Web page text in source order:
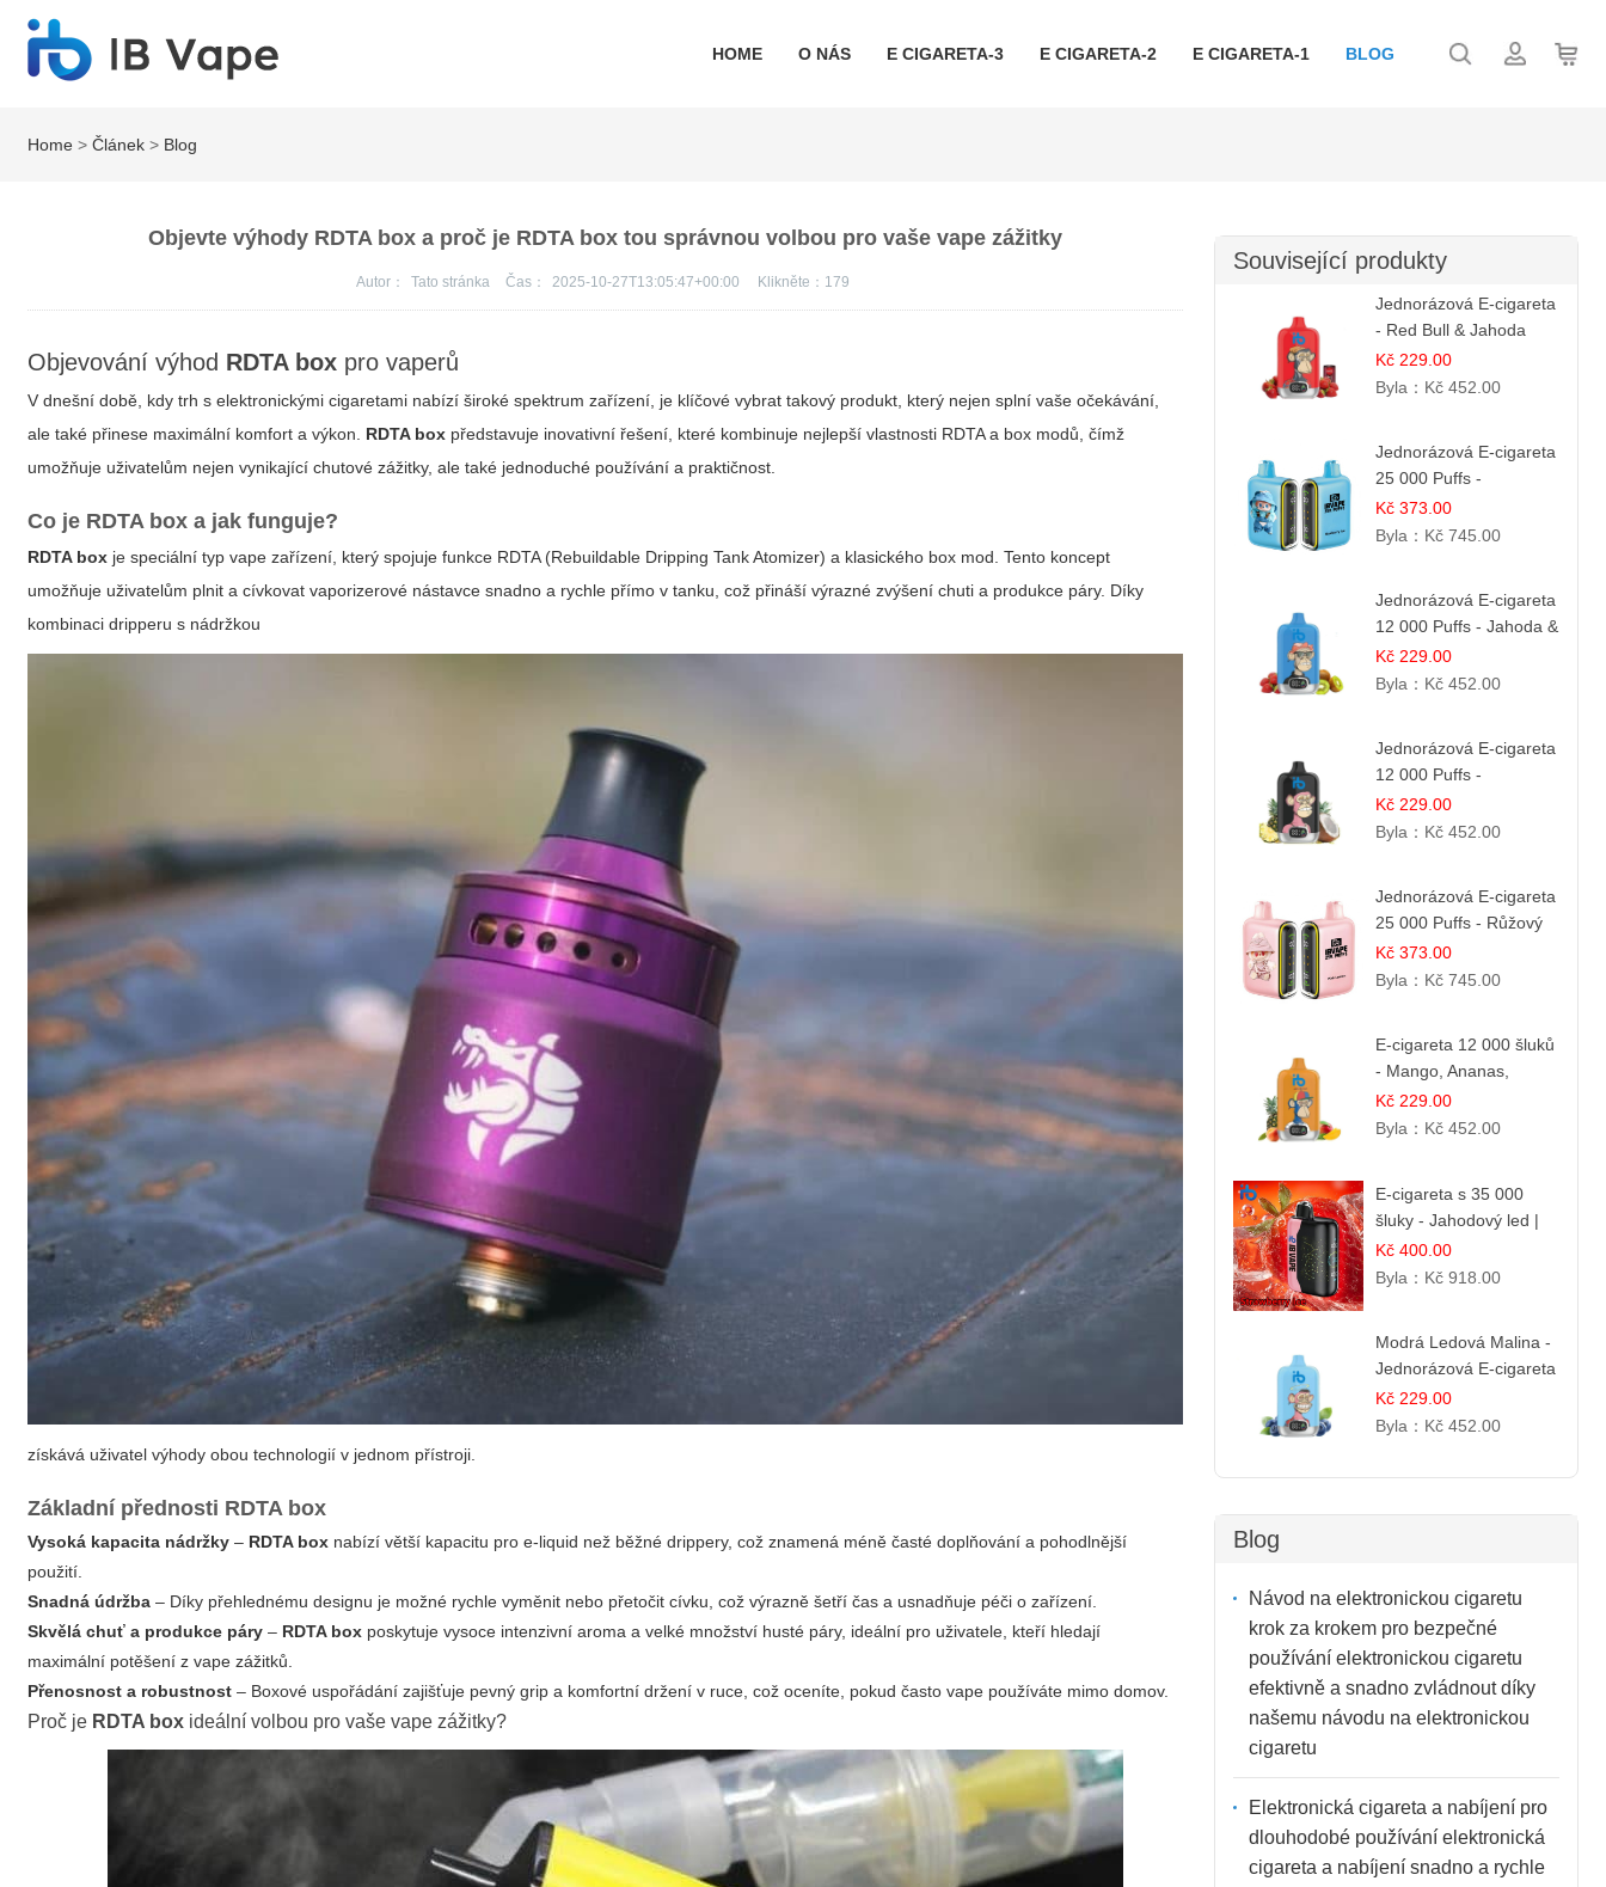
HOME O NÁS E CIGARETA-3 E CIGARETA-2 E CIGARETA-1 BLOG
Home >Článek > Blog
Objevte výhody RDTA box a proč je RDTA box tou správnou volbou pro vaše vape zážitky
Autor： Tato stránka Čas： 2025-10-27T13:05:47+00:00 Klikněte： 179
Objevování výhod RDTA box pro vaperů
V dnešní době, kdy trh s elektronickými cigaretami nabízí široké spektrum zařízení, je klíčové vybrat takový produkt, který nejen splní vaše očekávání,
ale také přinese maximální komfort a výkon. RDTA box představuje inovativní řešení, které kombinuje nejlepší vlastnosti RDTA a box modů, čímž
umožňuje uživatelům nejen vynikající chutové zážitky, ale také jednoduché používání a praktičnost.
Co je RDTA box a jak funguje?
RDTA box je speciální typ vape zařízení, který spojuje funkce RDTA (Rebuildable Dripping Tank Atomizer) a klasického box mod. Tento koncept
umožňuje uživatelům plnit a cívkovat vaporizerové nástavce snadno a rychle přímo v tanku, což přináší výrazné zvýšení chuti a produkce páry. Díky
kombinaci dripperu s nádržkou
získává uživatel výhody obou technologií v jednom přístroji.
Základní přednosti RDTA box
Vysoká kapacita nádržky – RDTA box nabízí větší kapacitu pro e-liquid než běžné drippery, což znamená méně časté doplňování a pohodlnější
použití.
Snadná údržba – Díky přehlednému designu je možné rychle vyměnit nebo přetočit cívku, což výrazně šetří čas a usnadňuje péči o zařízení.
Skvělá chuť a produkce páry – RDTA box poskytuje vysoce intenzivní aroma a velké množství husté páry, ideální pro uživatele, kteří hledají
maximální potěšení z vape zážitků.
Přenosnost a robustnost – Boxové uspořádání zajišťuje pevný grip a komfortní držení v ruce, což oceníte, pokud často vape používáte mimo domov.
Proč je RDTA box ideální volbou pro vaše vape zážitky?
Související produkty
Jednorázová E-cigareta
- Red Bull & Jahoda
Kč 229.00
Byla： Kč 452.00
Jednorázová E-cigareta
25 000 Puffs -
Jahodová Zmrzlina |
Krémová sladká příchuť
Kč 373.00
Byla： Kč 745.00
Jednorázová E-cigareta
12 000 Puffs - Jahoda &
Kiwi
Kč 229.00
Byla： Kč 452.00
Jednorázová E-cigareta
12 000 Puffs -
Ananasovo-Kokosová
Zmrzlina | Tropický
Kč 229.00
Byla： Kč 452.00
Jednorázová E-cigareta
25 000 Puffs - Růžový
Citrón | Osvěžující
citrusová příchuť
Kč 373.00
Byla： Kč 745.00
E-cigareta 12 000 šluků
- Mango, Ananas,
Broskev | Tropická
ovocná směs
Kč 229.00
Byla： Kč 452.00
E-cigareta s 35 000
šluky - Jahodový led |
Chladivá fresh příchuť
Kč 400.00
Byla： Kč 918.00
Modrá Ledová Malina -
Jednorázová E-cigareta
12 000 šluků |
Osvěžující Bobulová
Kč 229.00
Byla： Kč 452.00
Blog
Návod na elektronickou cigaretu
krok za krokem pro bezpečné
používání elektronickou cigaretu
efektivně a snadno zvládnout díky
našemu návodu na elektronickou
cigaretu
Elektronická cigareta a nabíjení pro
dlouhodobé používání elektronická
cigareta a nabíjení snadno a rychle